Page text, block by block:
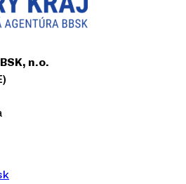
n.o.